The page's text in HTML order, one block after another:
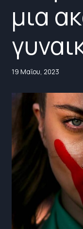
μια
19 Μαΐου, 2023